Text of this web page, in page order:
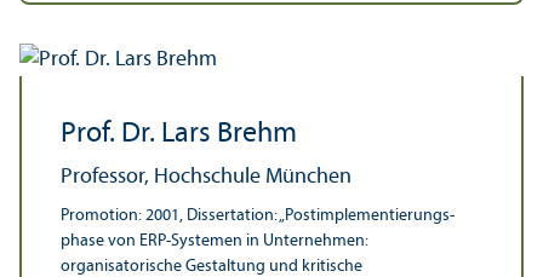
Prof. Dr. Lars Brehm
Professor, Hochschule München
Promotion: 2001, Dissertation: „Postimplementierungs­
phase von ERP-Systemen in Unter­nehmen:
organisatorische Gestaltung und kritische